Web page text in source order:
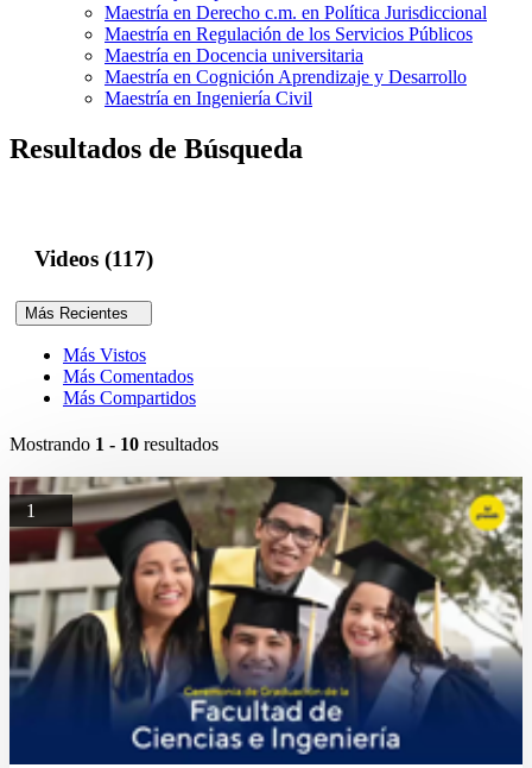
Maestría en Derecho c.m. en Política Jurisdiccional
Maestría en Regulación de los Servicios Públicos
Maestría en Docencia universitaria
Maestría en Cognición Aprendizaje y Desarrollo
Maestría en Ingeniería Civil
Resultados de Búsqueda
Videos (117)
Más Recientes
Más Vistos
Más Comentados
Más Compartidos
Mostrando 1 - 10 resultados
1